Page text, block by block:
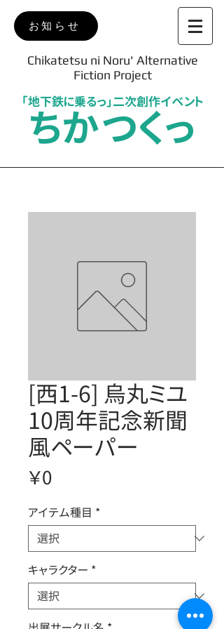
お知らせ
Chikatetsu ni Noru' Alternative
Fiction Project
ちかつくっ
「地下鉄に乗るっ」二次創作イベント
[西1-6] 烏丸ミユ
10周年記念新聞
風ペーパー
￥0価
アイテム種目 *
キャラクター *